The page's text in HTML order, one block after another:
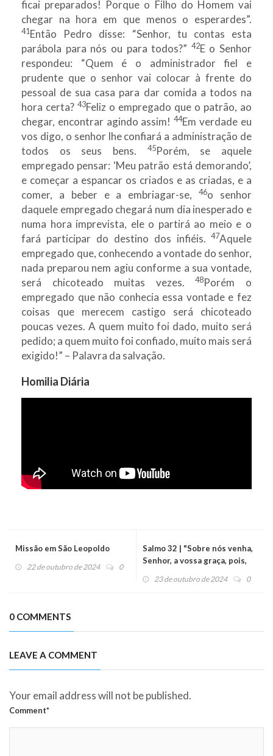
ficai preparados! Porque o Filho do Homem vai
chegar na hora em que menos o esperardes”.
41Então Pedro disse: “Senhor, tu contas esta
parábola para nós ou para todos?” 42E o Senhor
respondeu: “Quem é o administrador fiel e
prudente que o senhor vai colocar à frente do
pessoal de sua casa para dar comida a todos na
hora certa? 43Feliz o empregado que o patrão, ao
chegar, encontrar agindo assim!44Em verdade eu
vos digo, o senhor lhe confiará a administração de
todos os seus bens.
45Porém, se aquele
empregado pensar: ‘Meu patrão está demorando’,
e começar a espancar os criados e as criadas, e a
comer, a beber e a embriagar-se,46o senhor
daquele empregado chegará num dia inesperado e
numa hora imprevista, ele o partirá ao meio e o
fará participar do destino dos infiéis. 47Aquele
empregado que, conhecendo a vontade do senhor,
nada preparou nem agiu conforme a sua vontade,
será chicoteado muitas vezes.48Porém o
empregado que não conhecia essa vontade e fez
coisas que merecem castigo será chicoteado
poucas vezes. A quem muito foi dado, muito será
pedido; a quem muito foi confiado, muito mais será
exigido!” – Palavra da salvação.
Homilia Diária
Missão em São Leopoldo
22 de outubro de 2024 0
Salmo 32 | "Sobre nós venha,
Senhor, a vossa graça, pois,
23 de outubro de 2024 0
0 COMMENTS
LEAVE A COMMENT
Your email address will not be published.
Comment*